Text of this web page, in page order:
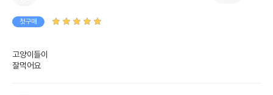
첫구매
고양이들이
잘먹어요